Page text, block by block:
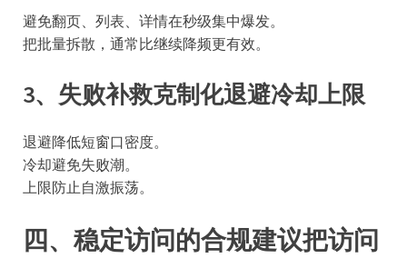
避免翻页、列表、详情在秒级集中爆发。
把批量拆散，通常比继续降频更有效。
3、失败补救克制化退避冷却上限
退避降低短窗口密度。
冷却避免失败潮。
上限防止自激振荡。
四、稳定访问的合规建议把访问